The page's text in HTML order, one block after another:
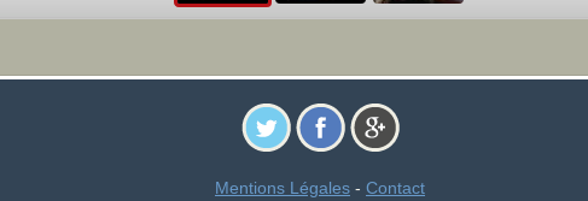
Mentions Légales - Contact